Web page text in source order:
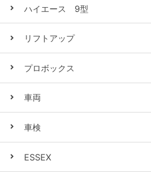
ハイエース 9型
リフトアップ
プロボックス
車両
車検
ESSEX